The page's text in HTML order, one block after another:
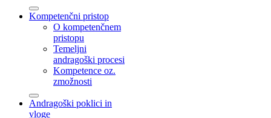
Kompetenčni pristop
O kompetenčnem
pristopu
Temeljni
andragoški procesi
Kompetence oz.
zmožnosti
Andragoški poklici in
vloge